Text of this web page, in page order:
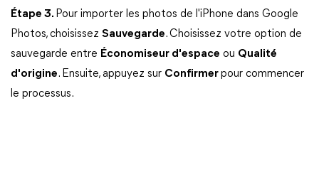
Étape 3. Pour importer les photos de l'iPhone dans Google
Photos, choisissez Sauvegarde. Choisissez votre option de
sauvegarde entre Économiseur d'espace ou Qualité
d'origine. Ensuite, appuyez sur Confirmerpour commencer
le processus.